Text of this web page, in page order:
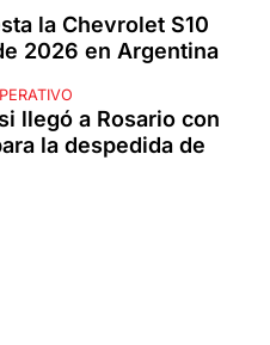
la Chevrolet S10
2026 en Argentina
llegó a Rosario con
la despedida de